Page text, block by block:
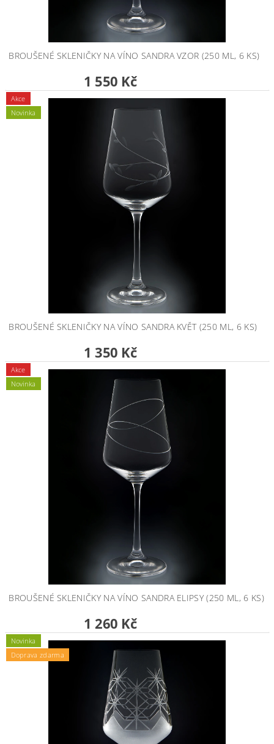
BROUŠENÉ SKLENIČKY NA VÍNO SANDRA VZOR (250 ML, 6 KS)
1 550 Kč
Akce
Novinka
BROUŠENÉ SKLENIČKY NA VÍNO SANDRA KVĚT (250 ML, 6 KS)
1 350 Kč
Akce
Novinka
BROUŠENÉ SKLENIČKY NA VÍNO SANDRA ELIPSY (250 ML, 6 KS)
1 260 Kč
Novinka
Doprava zdarma